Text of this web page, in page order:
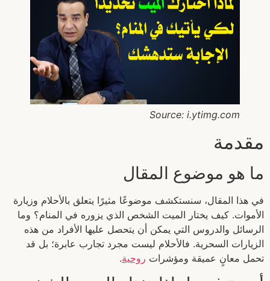
Source: i.ytimg.com
مقدمة
ما هو موضوع المقال
في هذا المقال، سنستكشف موضوعًا مثيرًا يتعلق بالأحلام وزيارة
الأموات. كيف يختار الميت الشخص الذي يزوره في المنام؟ وما
الرسائل والدروس التي يمكن أن يتحصل عليها الأفراد من هذه
الزيارات السحرية. فالأحلام ليست مجرد تجارب عابرة؛ بل قد
تحمل معانٍ عميقة ومؤشرات روحية.